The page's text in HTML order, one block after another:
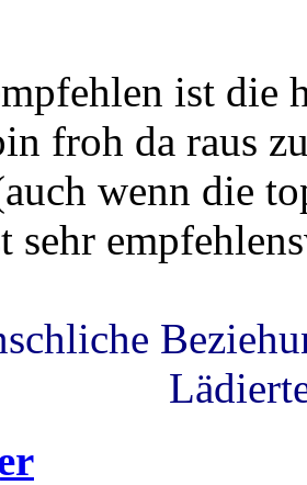
ist die
froh da raus
wenn die